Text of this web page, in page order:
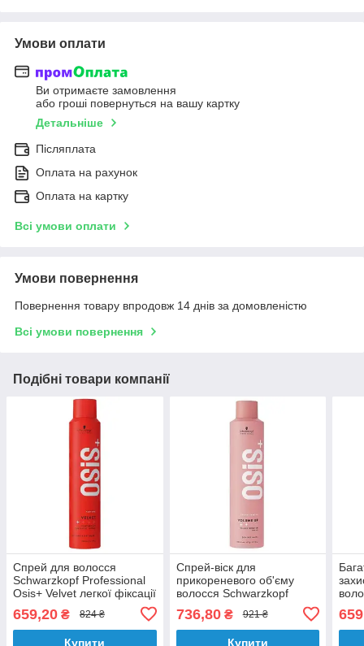
Умови оплати
Ви отримаєте замовлення
або гроші повернуться на вашу картку
Детальніше
Післяплата
Оплата на рахунок
Оплата на картку
Всі умови оплати
Умови повернення
Повернення товару впродовж 14 днів за домовленістю
Всі умови повернення
Подібні товари компанії
Спрей для волосся
Schwarzkopf Professional
Osis+ Velvet легкої фіксації
з восковим ефектом 200
мл
659,20 ₴ 824 ₴
Купити
Спрей-віск для
прикореневого об'єму
волосся Schwarzkopf
Osis+ Volume Up 300 мл
736,80₴ 921 ₴
Купити